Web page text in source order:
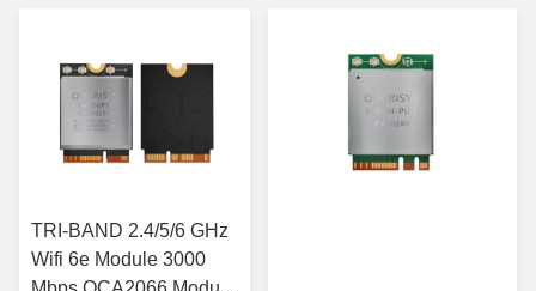
TRI-BAND 2.4/5/6 GHz
Wifi 6e Module 3000